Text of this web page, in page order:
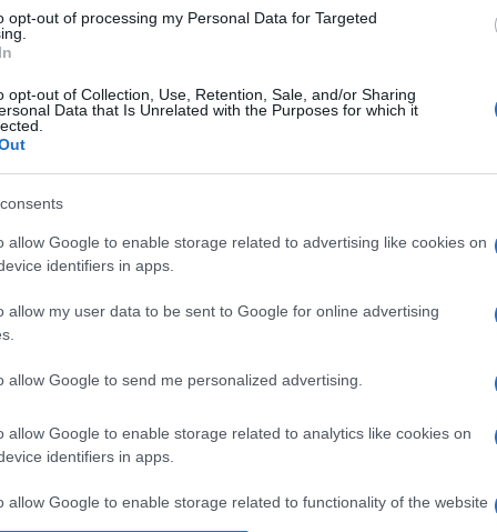
opt-out of processing my Personal Data for Targeted
opt-out of Collection, Use, Retention, Sale, and/or Sharing
Data that Is Unrelated with the Purposes for which it
allow Google to enable storage related to advertising like cookies on
identifiers in apps.
allow my user data to be sent to Google for online advertising
allow Google to send me personalized advertising.
allow Google to enable storage related to analytics like cookies on
identifiers in apps.
allow Google to enable storage related to functionality of the website
élesedik a vita a
miniszterelnököt
Sunak brit kormányfő.
Görögország
napirenden tartja
Görög tisztviselők kedden
visszaszolgáltatásáról, annak
hogy Rishi Sunak brit
lemondta a görög
a helyi média.
a British
igazgatója a
botrány
Raktárból eltűnt
műkincsek után
British Museum
Menesztette egyik